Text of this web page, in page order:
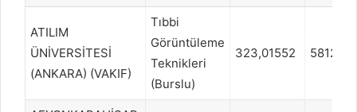
ATILIM
ÜNİVERSİTESİ
(ANKARA) (VAKIF)
Tıbbi
Görüntüleme
Teknikleri
(Burslu)
323,01552 581245